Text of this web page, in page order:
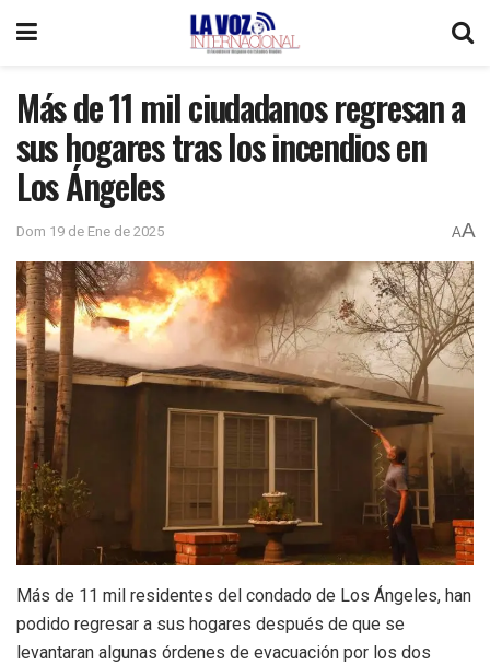
Más de 11 mil ciudadanos regresan a
sus hogares tras los incendios en
Los Ángeles
Dom 19 de Ene de 2025 AA
Más de 11 mil residentes del condado de Los Ángeles, han
podido regresar a sus hogares después de que se
levantaran algunas órdenes de evacuación por los dos